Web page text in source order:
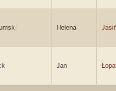
Helena
Jan